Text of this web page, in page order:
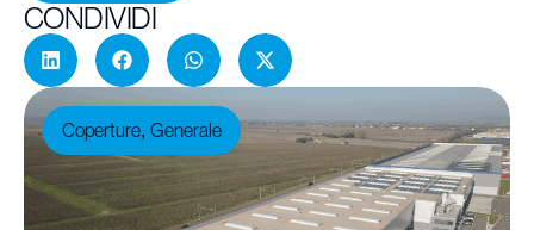
CONDIVIDI
Coperture, Generale